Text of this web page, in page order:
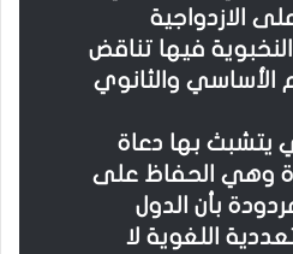
الازدواجية
النخبوية فيها تناقض
الأساسي والثانوي
يتشبث بها دعاة
وهي الحفاظ على
بأن الدول
اللغوية لا